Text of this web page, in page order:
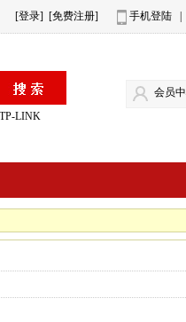
[登录] [免费注册] 手机登陆
TP-LINK
会员